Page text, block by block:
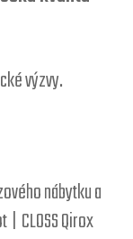
výzvy.
nábytku a
CLOSS Qirox